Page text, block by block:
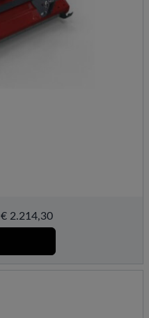
€2.214,30